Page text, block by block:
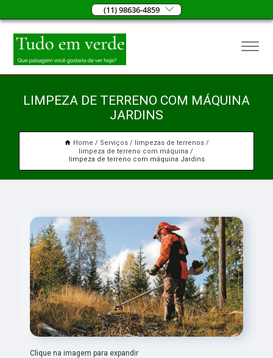
(11) 98636-4859
LIMPEZA DE TERRENO COM MÁQUINA
JARDINS
Home Serviços
limpezas de terrenos
limpeza de terreno com máquina
limpeza de terreno com máquina Jardins
Clique na imagem para expandir